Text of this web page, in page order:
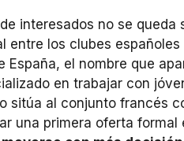
interesados no se queda
entre los clubes
España, el nombre que
en trabajar con
sitúa al conjunto francés
una primera oferta formal